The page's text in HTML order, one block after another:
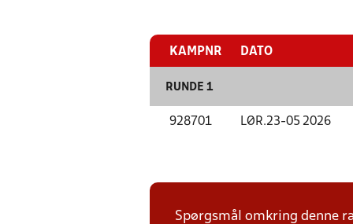
KAMPNR DATO
RUNDE 1
928701 LØR.23-05 2026
Spørgsmål omkring denne